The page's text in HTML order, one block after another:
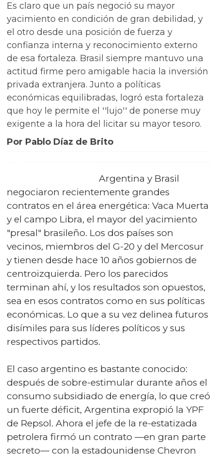
Es claro que un país negoció su mayor
yacimiento en condición de gran debilidad, y
el otro desde una posición de fuerza y
confianza interna y reconocimiento externo
de esa fortaleza. Brasil siempre mantuvo una
actitud firme pero amigable hacia la inversión
privada extranjera. Junto a políticas
económicas equilibradas, logró esta fortaleza
que hoy le permite el ''lujo'' de ponerse muy
exigente a la hora del licitar su mayor tesoro.
Por Pablo Díaz de Brito
Argentina y Brasil
negociaron recientemente grandes
contratos en el área energética: Vaca Muerta
y el campo Libra, el mayor del yacimiento
"presal" brasileño. Los dos países son
vecinos, miembros del G-20 y del Mercosur
y tienen desde hace 10 años gobiernos de
centroizquierda. Pero los parecidos
terminan ahí, y los resultados son opuestos,
sea en esos contratos como en sus políticas
económicas. Lo que a su vez delinea futuros
disímiles para sus líderes políticos y sus
respectivos partidos.
El caso argentino es bastante conocido:
después de sobre-estimular durante años el
consumo subsidiado de energía, lo que creó
un fuerte déficit, Argentina expropió la YPF
de Repsol. Ahora el jefe de la re-estatizada
petrolera firmó un contrato —en gran parte
secreto— con la estadounidense Chevron